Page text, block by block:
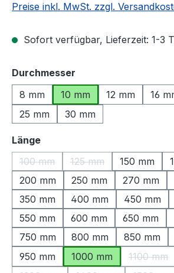
Preise inkl. MwSt. zzgl.
Sofort verfügbar, Lieferzeit: 1-3
Durchmesser
8 mm
10 mm 12 mm 16
25 mm
30 mm
Längeauswählen
100 mm
(Diese Option ist zurzeit nicht
125 mm
(Diese Option ist
150 mm
200 mm
250 mm 270 mm
350 mm
400 mm 450 mm
550 mm
600 mm 650 mm
750 mm
800 mm 850 mm
950 mm
1000 mm 1100 mm